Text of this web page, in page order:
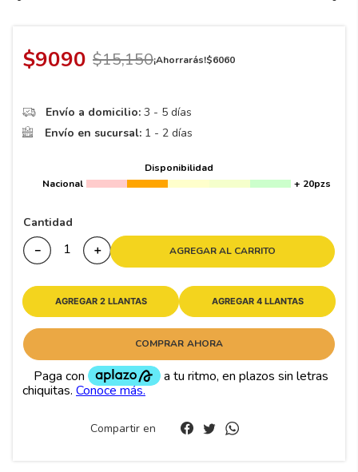
$9090 $15,150¡Ahorrarás!$6060
Envío a domicilio: 3 - 5 días
Envío en sucursal: 1 - 2 días
Disponibilidad
Nacional
+ 20pzs
Cantidad
＋
－ AGREGAR AL CARRITO
AGREGAR 2 LLANTAS AGREGAR 4 LLANTAS
COMPRAR AHORA
Compartir en